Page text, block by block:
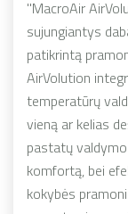
"MacroAir
sujungiantys
patikrintą
AirVolution
temperatūrų
vieną ar kelias
pastatų
komfortą, bei
kokybės